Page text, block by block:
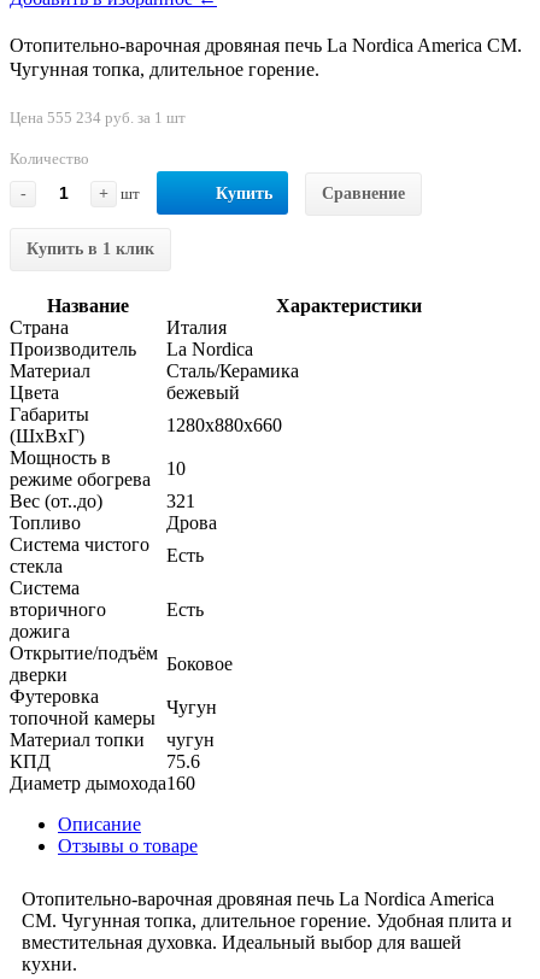
Отопительно-варочная дровяная печь La Nordica America CM.
Чугунная топка, длительное горение.
Цена 555 234 руб. за 1 шт
Количество
-
+ шт Купить Сравнение
Купить в 1 клик
Название
Характеристики
Страна
Италия
Производитель
La Nordica
Материал
Сталь/Керамика
Цвета
бежевый
Габариты
(ШхВхГ)
1280x880x660
Мощность в
режиме обогрева
10
Вес (от..до)
321
Топливо
Дрова
Система чистого
стекла
Есть
Система
вторичного
дожига
Есть
Открытие/подъём
дверки
Боковое
Футеровка
топочной камеры
Чугун
Материал топки
чугун
КПД
75.6
Диаметр дымохода160
Описание
Отзывы о товаре
Отопительно-варочная дровяная печь La Nordica America
CM. Чугунная топка, длительное горение. Удобная плита и
вместительная духовка. Идеальный выбор для вашей
кухни.